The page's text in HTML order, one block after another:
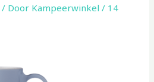
/ Door Kampeerwinkel/ 14